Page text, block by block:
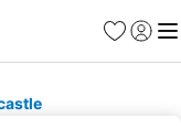
Favoris
Se